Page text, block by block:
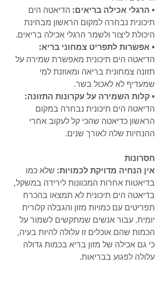
• הרגלי אכילה בריאים: הדיאטה הים
תיכונית נבחרה למקום הראשון מבחינת
היכולת ליצור ולשמר הרגלי אכילה בריאים.
• אפשרות לתפריט צמחוני בריא:
הדיאטה הים תיכונית מאפשרת שמירה על
תזונה צמחונית בריאה ומאוזנת למי
שמעדיף לא לאכול בשר.
• קלות השמירה על עקרונות התזונה:
הדיאטה הים תיכונית נבחרה במקום
הראשון כדיאטה שהכי קל לעקוב אחרי
ההנחיות שלה לאורך שנים.
חסרונות
אין הנחיה מדויקת לכמויות: שלא כמו
בדיאטות אחרות המכוונות לירידה במשקל,
בדיאטה הים תיכונית לא תמצאו בהכרח
תפריטים עם כמויות מזון והגבלה קלורית
יומית. עבור אנשים שמתקשים לשמור על
הכמות שהם אוכלים זו עלולה להיות בעיה,
כי גם אכילה של מזון בריא בכמות גדולה
עלולה לפגוע בבריאות.